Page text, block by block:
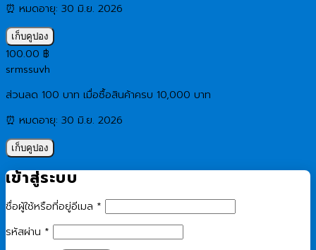
⏰ หมดอายุ: 30 มิ.ย. 2026
เก็บคูปอง
100.00 ฿
srmssuvh
ส่วนลด 100 บาท เมื่อซื้อสินค้าครบ 10,000 บาท
⏰ หมดอายุ: 30 มิ.ย. 2026
เก็บคูปอง
เข้าสู่ระบบ
ชื่อผู้ใช้หรือที่อยู่อีเมล * ต้องการ
รหัสผ่าน *